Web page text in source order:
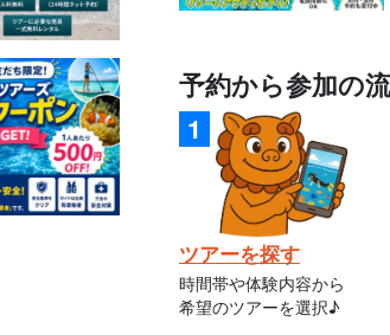
予約から参加の
ツアーを探す
時間帯や体験内容から
希望のツアーを選択♪